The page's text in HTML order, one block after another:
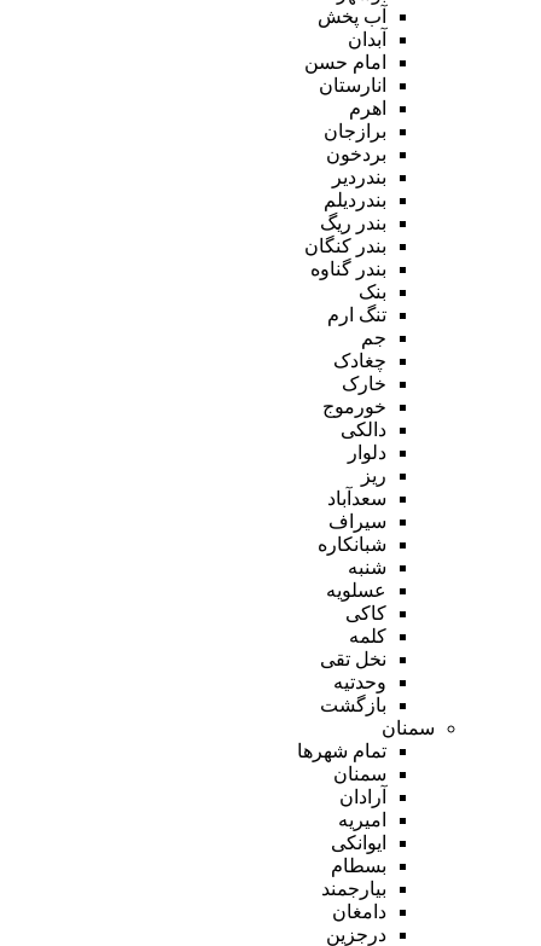
آب پخش
آبدان
امام حسن
انارستان
اهرم
برازجان
بردخون
بندردیر
بندردیلم
بندر ریگ
بندر کنگان
بندر گناوه
بنک
تنگ ارم
جم
چغادک
خارک
خورموج
دالکی
دلوار
ریز
سعدآباد
سیراف
شبانکاره
شنبه
عسلویه
کاکی
کلمه
نخل تقی
وحدتیه
بازگشت
سمنان
تمام شهر‌ها
سمنان
آرادان
امیریه
ایوانکی
بسطام
بیارجمند
دامغان
درجزین